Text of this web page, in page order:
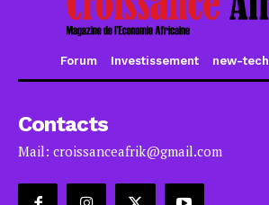
Forum Investissement new-tech
Contacts
Mail: croissanceafrik@gmail.com